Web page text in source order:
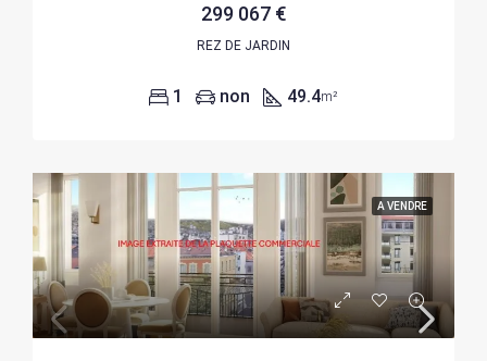
299 067 €
REZ DE JARDIN
1 non 49.4m²
A VENDRE